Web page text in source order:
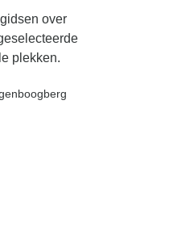
over
plekken.